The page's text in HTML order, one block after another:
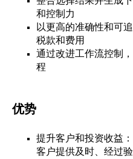
和控制力
以更高的准确性和可
税款和费用
通过改进工作流控制
程
优势
提升客户和投资收益
客户提供及时、经过